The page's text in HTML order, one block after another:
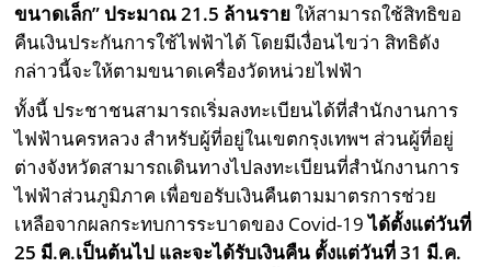
ขนาดเล็ก” ประมาณ 21.5 ล้านรายให้สามารถใช้สิทธิขอ
คืนเงินประกันการใช้ไฟฟ้าได้ โดยมีเงื่อนไขว่า สิทธิดัง
กล่าวนี้จะให้ตามขนาดเครื่องวัดหน่วยไฟฟ้า
ทั้งนี้ ประชาชนสามารถเริ่มลงทะเบียนได้ที่สำนักงานการ
ไฟฟ้านครหลวง สำหรับผู้ที่อยู่ในเขตกรุงเทพฯ ส่วนผู้ที่อยู่
ต่างจังหวัดสามารถเดินทางไปลงทะเบียนที่สำนักงานการ
ไฟฟ้าส่วนภูมิภาค เพื่อขอรับเงินคืนตามมาตรการช่วย
เหลือจากผลกระทบการระบาดของ Covid-19ได้ตั้งแต่วันที่
25 มี.ค.เป็นต้นไป และจะได้รับเงินคืน ตั้งแต่วันที่ 31 มี.ค.